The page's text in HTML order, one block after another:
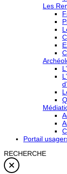
Les
Portail
RECHERCHE